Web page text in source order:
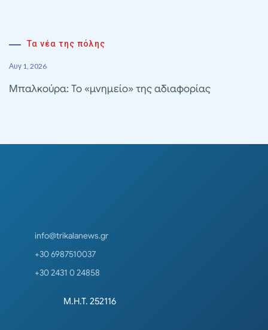
Τα νέα της πόλης
Αυγ 1, 2026
Μπαλκούρα: Το «μνημείο» της αδιαφορίας
info@trikalanews.gr
+30 6987510037
+30 2431 0 24858
Μ.Η.Τ. 252116